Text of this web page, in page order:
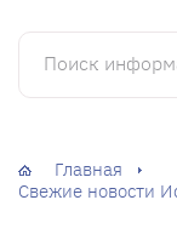
Поиск информации
Главная
Свежие новости